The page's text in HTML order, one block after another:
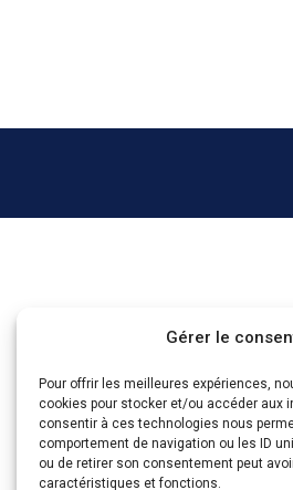
Gérer le
Pour offrir les meilleures expériences,
cookies pour stocker et/ou accéder aux
consentir à ces technologies nous
comportement de navigation ou les ID
ou de retirer son consentement peut
caractéristiques et fonctions.